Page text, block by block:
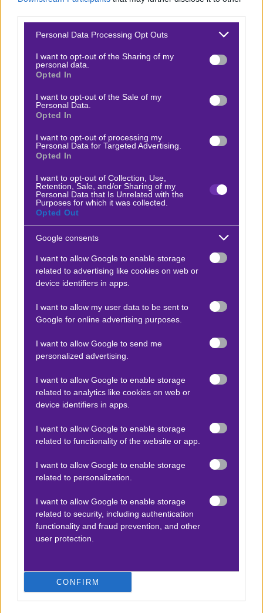
Please note that this website/app uses one or more Google
not limited to your visit or usage behaviour. You may click to
grant or deny consent to Google and its third-party tags to
use your data for below specified purposes in below Google
consent section.
Personal Data Processing Opt Outs
I want to opt-out of the Sharing of my
personal data.
Opted In
I want to opt-out of the Sale of my
Personal Data.
Opted In
I want to opt-out of processing my
Personal Data for Targeted Advertising.
Opted In
I want to opt-out of Collection, Use,
Retention, Sale, and/or Sharing of my
Personal Data that Is Unrelated with the
Purposes for which it was collected.
Opted Out
Google consents
I want to allow Google to enable storage
related to advertising like cookies on web or
device identifiers in apps.
I want to allow my user data to be sent to
Google for online advertising purposes.
I want to allow Google to send me
personalized advertising.
I want to allow Google to enable storage
related to analytics like cookies on web or
device identifiers in apps.
I want to allow Google to enable storage
related to functionality of the website or app.
I want to allow Google to enable storage
related to personalization.
I want to allow Google to enable storage
related to security, including authentication
functionality and fraud prevention, and other
user protection.
CONFIRM
ΜΑΓΙΟΡΚΑ
Ρεπορτάζ
Η Μαγιόρκα αντιμετωπίζει σοβαρές προκλήσεις,
καθώς βρίσκεται στην τελευταία θέση της
βαθμολογίας και αναζητά επειγόντως βαθμούς για
πρόσφατη ήττα από την Αθλέτικ Μπιλμπάο με 2-1
ανέδειξε τις αδυναμίες της ομάδας, ιδιαίτερα στην
αμυντική της λειτουργία.
Παρά το γεγονός ότι κατάφερε να ισοφαρίσει
προσωρινά με ένα τυχερό γκολ του Σάμου Κόστα,
αποτέλεσμα, δεχόμενη το γκολ της ήττας λίγα
λεπτά αργότερα. Η απουσία του Αντόνιο Σάντσεθ
λόγω τιμωρίας και οι τραυματισμοί των Ασάνο και
κατάσταση, ενώ ο Αρασάτε προσπαθεί να
Αγωνιστικά Νέα
Η επιστροφή του Μασκαρέλ προσφέρει μια ανάσα
στη μεσαία γραμμή, ωστόσο η Μαγιόρκα χρειάζεται
να βελτιώσει την αμυντική της σταθερότητα και να
εκμεταλλευτεί τις ευκαιρίες που δημιουργεί για να
έχει ελπίδες απέναντι στη Σεβίλλη.
ΣΤΑΤΙΣΤΙΚΑ
Δεν υπάρχει βαθμολογία για τη συγκεκριμένη